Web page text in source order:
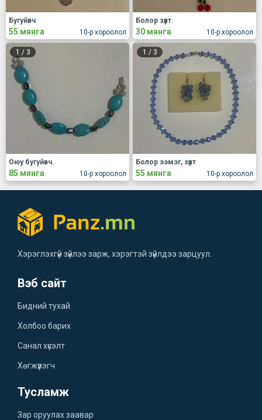
10-р хороолол
Бугуйвч
55 мянга 10-р хороолол
Болор зүүлт.
30 мянга
1 / 3
10-р хороолол
Оюу бугуйвч.
85 мянга
1 / 3
10-р хороолол
Болор ээмэг, зүүлт
55 мянга
Хэрэглэхгүй зүйлээ зарж, хэрэгтэй зүйлдээ зарцуул.
Вэб сайт
Бидний тухай
Холбоо барих
Санал хүсэлт
Хөгжүүлэгч
Тусламж
Зар оруулах заавар